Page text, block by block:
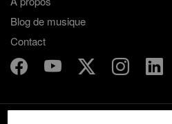
Blog de musique
Contact